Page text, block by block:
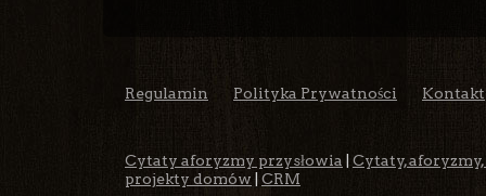
Regulamin Polityka Prywatności Kontakt
Cytaty aforyzmy przysłowia
Cytaty,
projekty domów
CRM